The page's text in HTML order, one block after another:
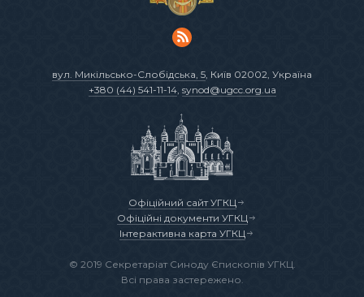
вул. Микільсько-Слобідська, 5 , Київ 02002, Україна
+380 (44) 541-11-14, synod@ugcc.org.ua
Офіційний сайт УГКЦ
Офіційні документи УГКЦ
Інтерактивна карта УГКЦ
© 2019 Секретаріат Синоду Єпископів УГКЦ.
Всі права застережено.